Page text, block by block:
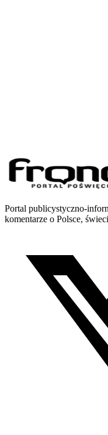
Portal publicystyczno-
komentarze o Polsce,